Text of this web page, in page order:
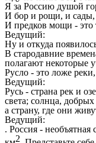
Я за Россию душой
И бор и рощи, и сады,
И предков мощи -
Ведущий:
Ну и откуда
В стародавние
полагают некоторые
Русло - это ложе
Ведущий:
Русь - страна рек и
света; солнца,
а страну, где они
Ведущий:
. Россия - необъятная
2